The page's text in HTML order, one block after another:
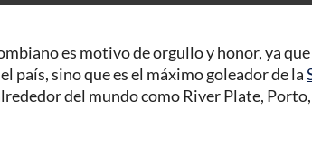
es motivo de orgullo y honor, ya
país, sino que es el máximo goleador de la
del mundo como River Plate,